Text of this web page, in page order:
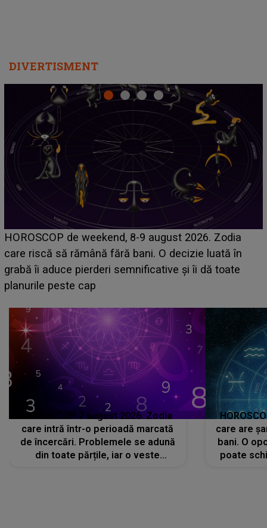
DIVERTISMENT
Emanuel a ținut ACEST DETALIU ASCUNS până
acum! În fața Alexandrei, concurentul din Casa Iubirii
face o MĂRTURISIRE NEAȘTEPTATĂ despre mama
sa: "I-am spus și ei în față, eu nu te iubesc pentru
HOROSCOP 7 august 2026. Zodia
care intră într-o perioadă marcată
de încercări. Problemele se adună
din toate părțile, iar o veste
care are
bani. O
poate